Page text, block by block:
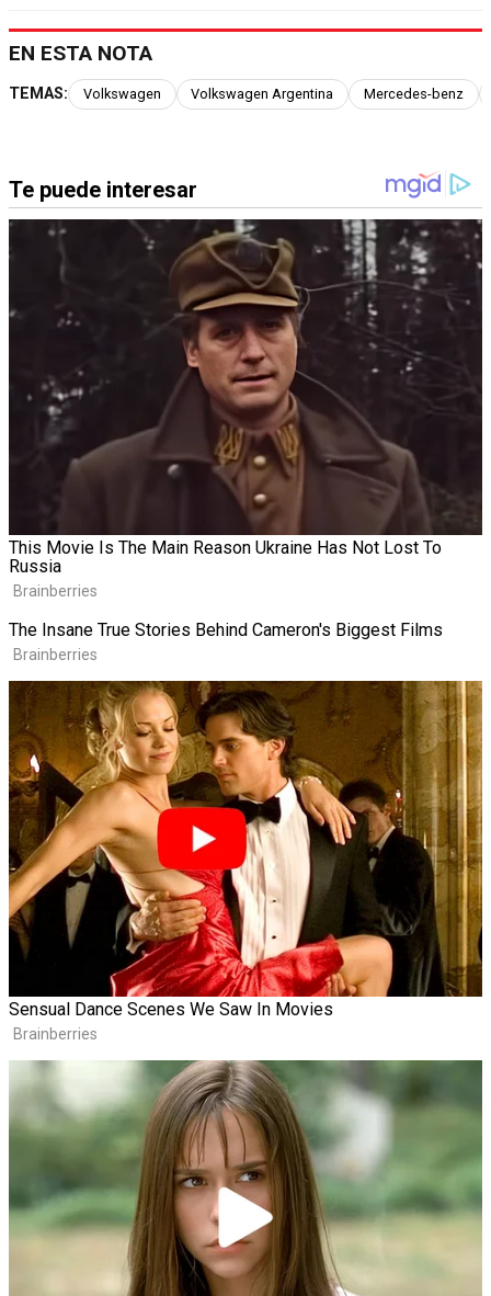
EN ESTA NOTA
TEMAS: Volkswagen Volkswagen Argentina Mercedes-benz